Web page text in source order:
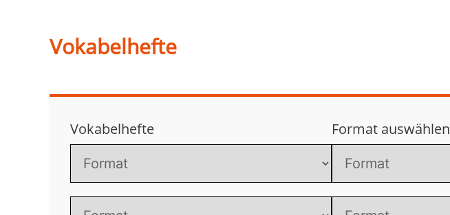
Vokabelhefte
Vokabelhefte Format auswählen